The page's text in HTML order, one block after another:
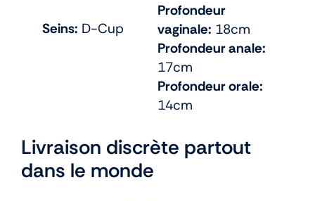
Seins: D-Cup
Profondeur
vaginale: 18cm
Profondeur anale:
17cm
Profondeur orale:
14cm
Livraison discrète partout
dans le monde